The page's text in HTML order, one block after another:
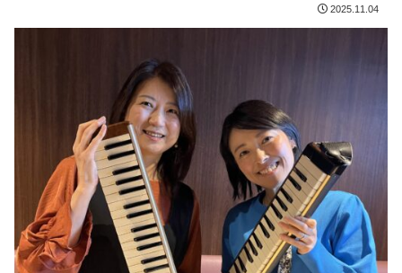
2025.11.04